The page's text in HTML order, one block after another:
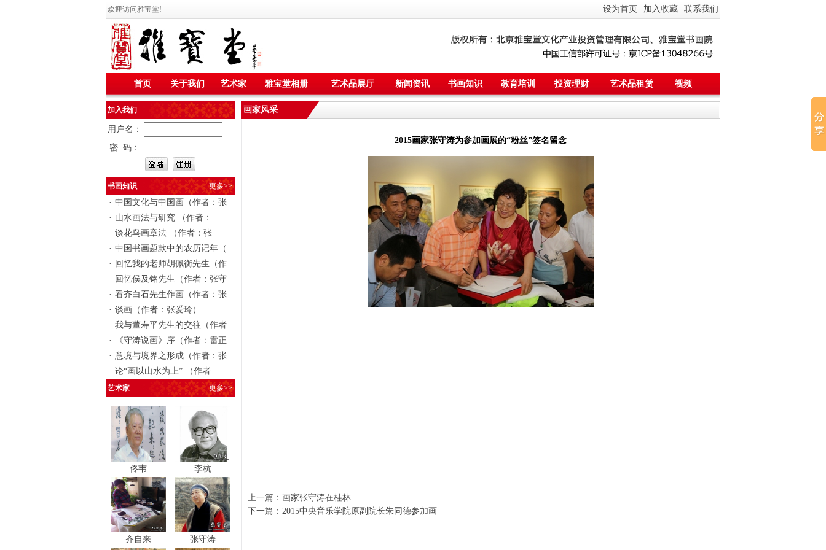
欢迎访问雅宝堂! ·设为首页 · 加入收藏 · 联系我们
首页 关于我们 艺术家 雅宝堂相册 艺术品展厅 新闻资讯 书画知识 教育培训 投资理财 艺术品租赁 视频
加入我们
用户名：
密 码：
书画知识 更多>>
· 中国文化与中国画（作者：张
· 山水画法与研究 （作者：
· 谈花鸟画章法 （作者：张
· 中国书画题款中的农历记年（
· 回忆我的老师胡佩衡先生（作
· 回忆侯及铭先生（作者：张守
· 看齐白石先生作画（作者：张
· 谈画（作者：张爱玲）
· 我与董寿平先生的交往（作者
·
《守涛说画》序（作者：雷正
· 意境与境界之形成（作者：张
· 论“画以山水为上” （作者
艺术家 更多>>
佟韦 李杭
齐自来 张守涛
画家风采
2015画家张守涛为参加画展的“粉丝”签名留念
上一篇： 画家张守涛在桂林
下一篇： 2015中央音乐学院原副院长朱同德参加画